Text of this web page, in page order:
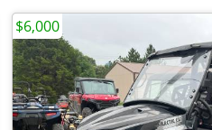
$6,000